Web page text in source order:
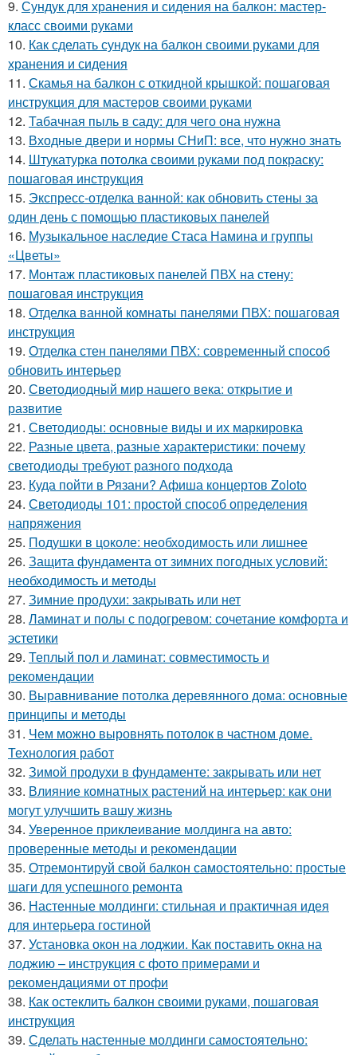
9. Сундук для хранения и сидения на балкон: мастер-
класс своими руками
10. Как сделать сундук на балкон своими руками для
хранения и сидения
11. Скамья на балкон с откидной крышкой: пошаговая
инструкция для мастеров своими руками
12. Табачная пыль в саду: для чего она нужна
13. Входные двери и нормы СНиП: все, что нужно знать
14. Штукатурка потолка своими руками под покраску:
пошаговая инструкция
15. Экспресс-отделка ванной: как обновить стены за
один день с помощью пластиковых панелей
16. Музыкальное наследие Стаса Намина и группы
«Цветы»
17. Монтаж пластиковых панелей ПВХ на стену:
пошаговая инструкция
18. Отделка ванной комнаты панелями ПВХ: пошаговая
инструкция
19. Отделка стен панелями ПВХ: современный способ
обновить интерьер
20. Светодиодный мир нашего века: открытие и
развитие
21. Светодиоды: основные виды и их маркировка
22. Разные цвета, разные характеристики: почему
светодиоды требуют разного подхода
23. Куда пойти в Рязани? Афиша концертов Zoloto
24. Светодиоды 101: простой способ определения
напряжения
25. Подушки в цоколе: необходимость или лишнее
26. Защита фундамента от зимних погодных условий:
необходимость и методы
27. Зимние продухи: закрывать или нет
28. Ламинат и полы с подогревом: сочетание комфорта и
эстетики
29. Теплый пол и ламинат: совместимость и
рекомендации
30. Выравнивание потолка деревянного дома: основные
принципы и методы
31. Чем можно выровнять потолок в частном доме.
Технология работ
32. Зимой продухи в фундаменте: закрывать или нет
33. Влияние комнатных растений на интерьер: как они
могут улучшить вашу жизнь
34. Уверенное приклеивание молдинга на авто:
проверенные методы и рекомендации
35. Отремонтируй свой балкон самостоятельно: простые
шаги для успешного ремонта
36. Настенные молдинги: стильная и практичная идея
для интерьера гостиной
37. Установка окон на лоджии. Как поставить окна на
лоджию – инструкция с фото примерами и
рекомендациями от профи
38. Как остеклить балкон своими руками, пошаговая
инструкция
39. Сделать настенные молдинги самостоятельно: